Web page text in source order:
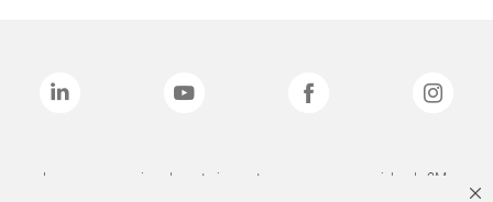
Las marcas mencionadas anteriormente son marcas comerciales de 3M.